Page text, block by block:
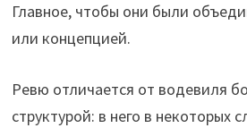
Главное, чтобы они были
или концепцией.
Ревю отличается от водевиля
структурой: в него в некоторых